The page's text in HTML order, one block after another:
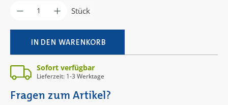
Produkt Anzahl: Gib den gewünschten
Stück
IN DEN WARENKORB
Sofort verfügbar
Lieferzeit: 1-3 Werktage
Fragen zum Artikel?